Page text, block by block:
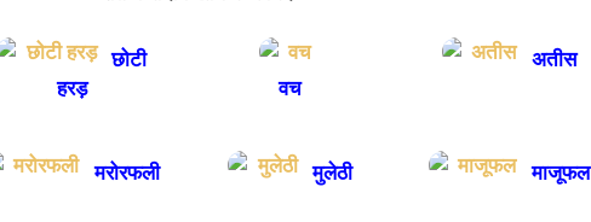
छोटी
हरड़
वच
अतीस
मरोरफली मुलेठी माजूफल